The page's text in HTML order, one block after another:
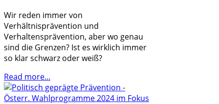
Wir reden immer von
Verhältnisprävention und
Verhaltensprävention, aber wo genau
sind die Grenzen? Ist es wirklich immer
so klar schwarz oder weiß?
Read more...